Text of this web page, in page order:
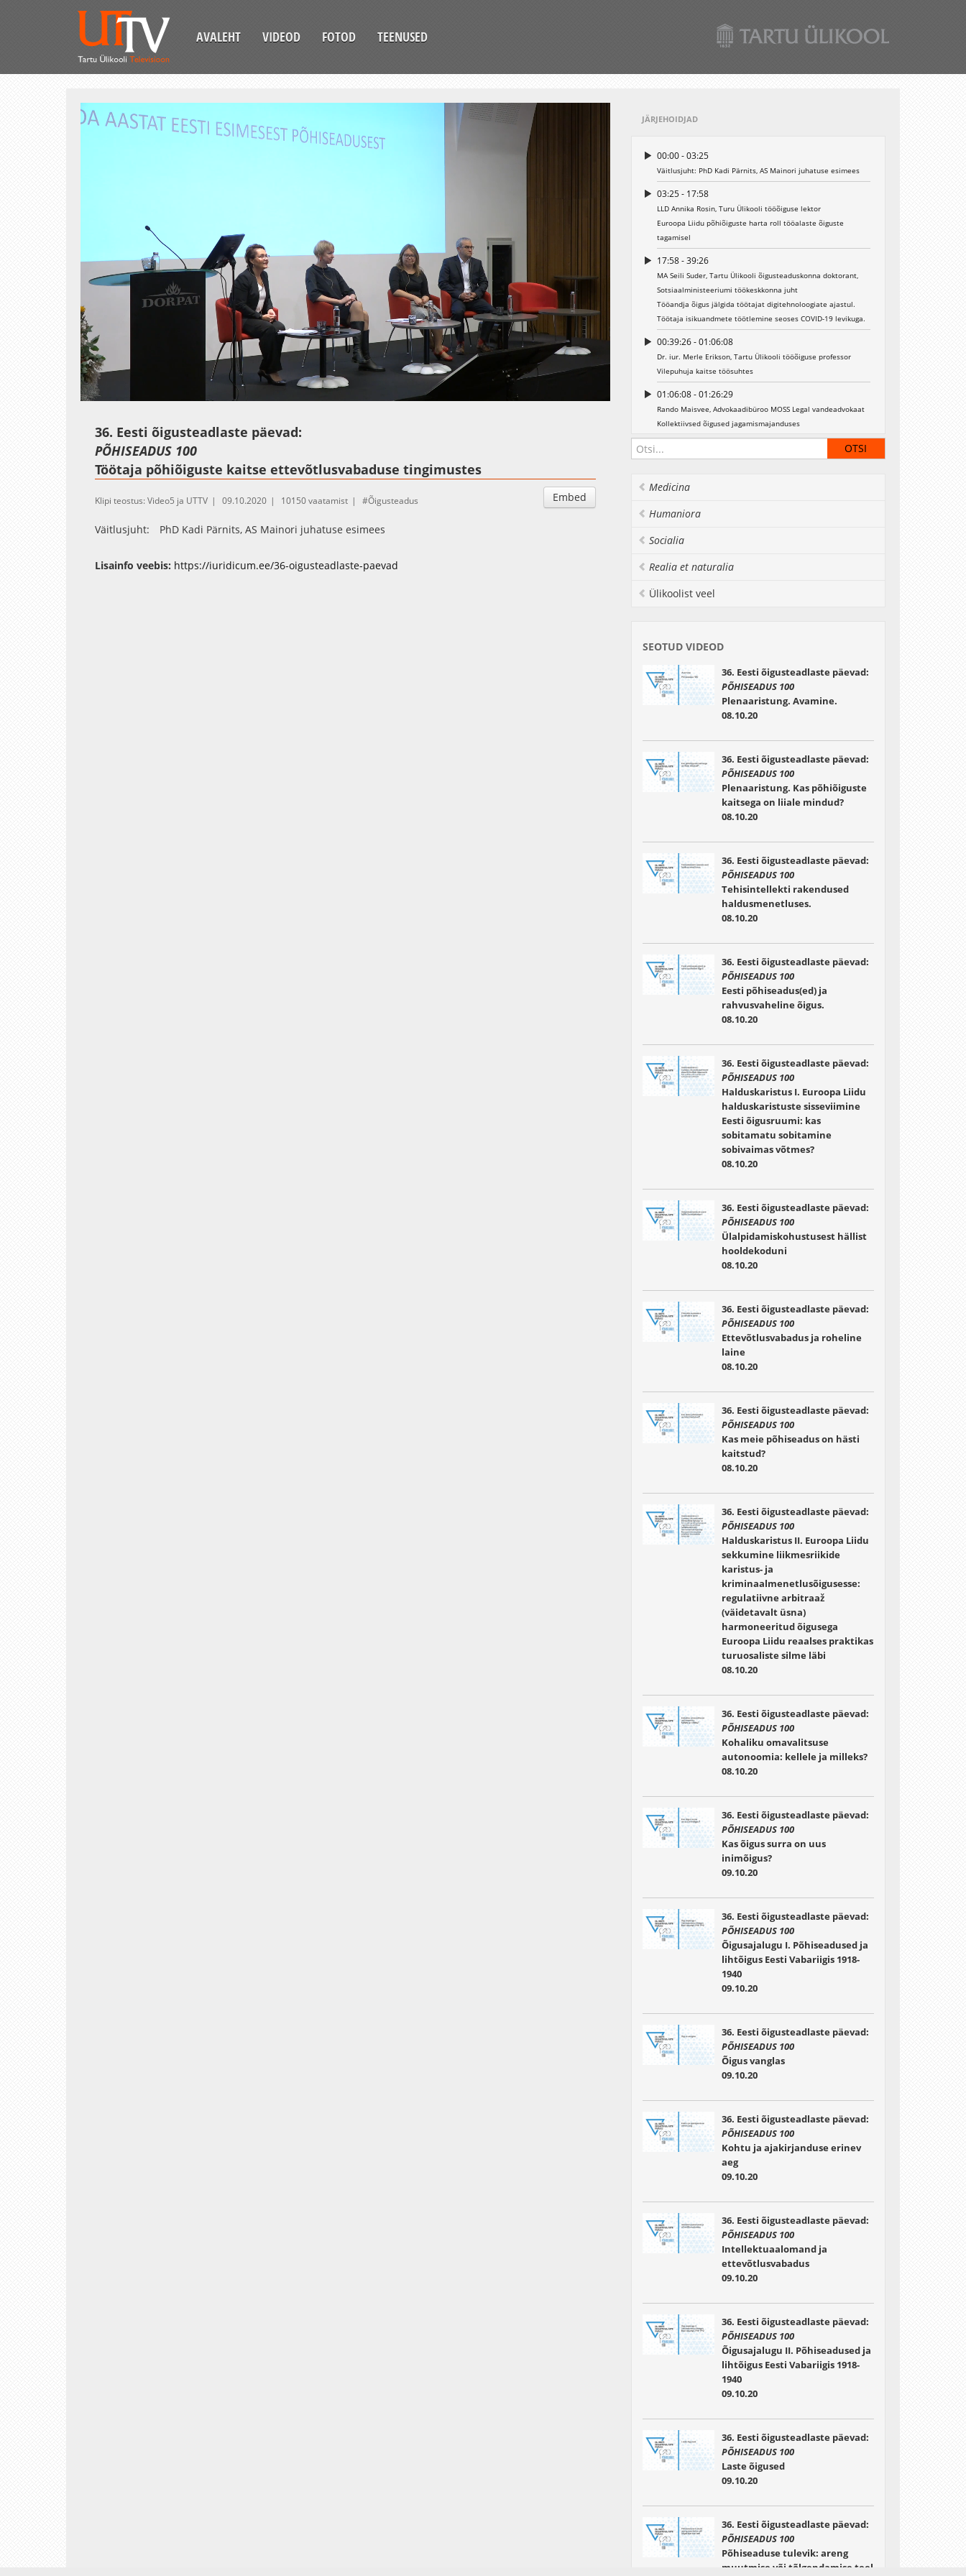
AVALEHT VIDEOD FOTOD TEENUSED
Esituskiirused
36. Eesti õigusteadlaste päevad:
PÕHISEADUS 100
Töötaja põhiõiguste kaitse ettevõtlusvabaduse tingimustes
Embed
Klipi teostus: Video5 ja UTTV 09.10.2020 10150 vaatamist Õigusteadus
Väitlusjuht: PhD Kadi Pärnits, AS Mainori juhatuse esimees
Lisainfo veebis: https://iuridicum.ee/36-oigusteadlaste-paevad
JÄRJEHOIDJAD
00:00 - 03:25
Väitlusjuht: PhD Kadi Pärnits, AS Mainori juhatuse esimees
03:25 - 17:58
LLD Annika Rosin, Turu Ülikooli tööõiguse lektor
Euroopa Liidu põhiõiguste harta roll tööalaste õiguste
tagamisel
17:58 - 39:26
MA Seili Suder, Tartu Ülikooli õigusteaduskonna doktorant,
Sotsiaalministeeriumi töökeskkonna juht
Tööandja õigus jälgida töötajat digitehnoloogiate ajastul.
Töötaja isikuandmete töötlemine seoses COVID-19 levikuga.
00:39:26 - 01:06:08
Dr. iur. Merle Erikson, Tartu Ülikooli tööõiguse professor
Vilepuhuja kaitse töösuhtes
01:06:08 - 01:26:29
Rando Maisvee, Advokaadibüroo MOSS Legal vandeadvokaat
Kollektiivsed õigused jagamismajanduses
Arutelu
Medicina
Humaniora
Socialia
Realia et naturalia
Ülikoolist veel
SEOTUD VIDEOD
36. Eesti õigusteadlaste päevad:
PÕHISEADUS 100
Plenaaristung. Avamine.
08.10.20
36. Eesti õigusteadlaste päevad:
PÕHISEADUS 100
Plenaaristung. Kas põhiõiguste
kaitsega on liiale mindud?
08.10.20
36. Eesti õigusteadlaste päevad:
PÕHISEADUS 100
Tehisintellekti rakendused
haldusmenetluses.
08.10.20
36. Eesti õigusteadlaste päevad:
PÕHISEADUS 100
Eesti põhiseadus(ed) ja
rahvusvaheline õigus.
08.10.20
36. Eesti õigusteadlaste päevad:
PÕHISEADUS 100
Halduskaristus I. Euroopa Liidu
halduskaristuste sisseviimine
Eesti õigusruumi: kas
sobitamatu sobitamine
sobivaimas võtmes?
08.10.20
36. Eesti õigusteadlaste päevad:
PÕHISEADUS 100
Ülalpidamiskohustusest hällist
hooldekoduni
08.10.20
36. Eesti õigusteadlaste päevad:
PÕHISEADUS 100
Ettevõtlusvabadus ja roheline
laine
08.10.20
36. Eesti õigusteadlaste päevad:
PÕHISEADUS 100
Kas meie põhiseadus on hästi
kaitstud?
08.10.20
36. Eesti õigusteadlaste päevad:
PÕHISEADUS 100
Halduskaristus II. Euroopa Liidu
sekkumine liikmesriikide
karistus- ja
kriminaalmenetlusõigusesse:
regulatiivne arbitraaž
(väidetavalt üsna)
harmoneeritud õigusega
Euroopa Liidu reaalses praktikas
turuosaliste silme läbi
08.10.20
36. Eesti õigusteadlaste päevad:
PÕHISEADUS 100
Kohaliku omavalitsuse
autonoomia: kellele ja milleks?
08.10.20
36. Eesti õigusteadlaste päevad:
PÕHISEADUS 100
Kas õigus surra on uus
inimõigus?
09.10.20
36. Eesti õigusteadlaste päevad:
PÕHISEADUS 100
Õigusajalugu I. Põhiseadused ja
lihtõigus Eesti Vabariigis 1918-
1940
09.10.20
36. Eesti õigusteadlaste päevad:
PÕHISEADUS 100
Õigus vanglas
09.10.20
36. Eesti õigusteadlaste päevad:
PÕHISEADUS 100
Kohtu ja ajakirjanduse erinev
aeg
09.10.20
36. Eesti õigusteadlaste päevad:
PÕHISEADUS 100
Intellektuaalomand ja
ettevõtlusvabadus
09.10.20
36. Eesti õigusteadlaste päevad:
PÕHISEADUS 100
Õigusajalugu II. Põhiseadused ja
lihtõigus Eesti Vabariigis 1918-
1940
09.10.20
36. Eesti õigusteadlaste päevad:
PÕHISEADUS 100
Laste õigused
09.10.20
36. Eesti õigusteadlaste päevad:
PÕHISEADUS 100
Põhiseaduse tulevik: areng
muutmise või tõlgendamise teel